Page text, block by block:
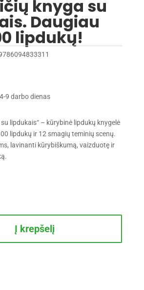
knyga su
Daugiau
lipdukų!
9 darbo dienas
lipdukais“ – kūrybinė lipdukų knygelė
lipdukų ir 12 smagių teminių scenų.
lavinanti kūrybiškumą, vaizduotę ir
Į krepšelį